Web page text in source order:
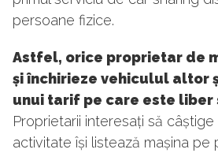
persoane fizice.
Astfel, orice proprietar de
și închirieze vehiculul altor
unui tarif pe care este liber
Proprietarii interesați să
activitate își listează mașina pe